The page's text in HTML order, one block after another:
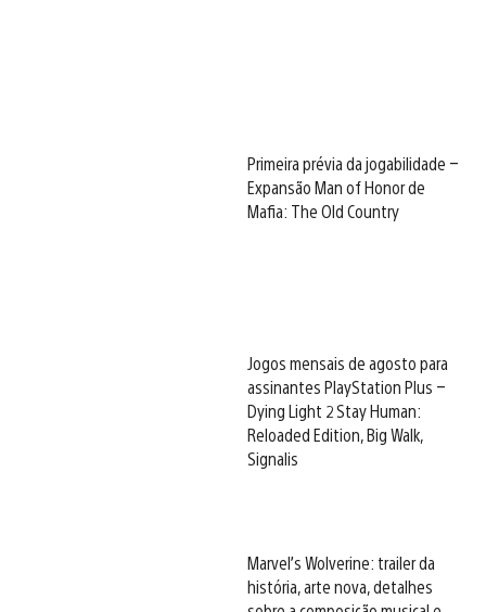
Primeira prévia da jogabilidade –
Expansão Man of Honor de
Mafia: The Old Country
Jogos mensais de agosto para
assinantes PlayStation Plus –
Dying Light 2 Stay Human:
Reloaded Edition, Big Walk,
Signalis
Marvel’s Wolverine: trailer da
história, arte nova, detalhes